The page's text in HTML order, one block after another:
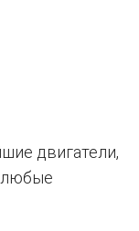
двигатели,
любые